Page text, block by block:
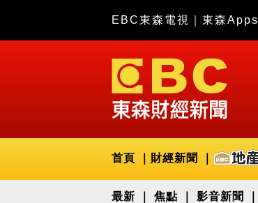
EBC東森電視 東森Apps
首頁 財經新聞
最新 焦點 影音新聞